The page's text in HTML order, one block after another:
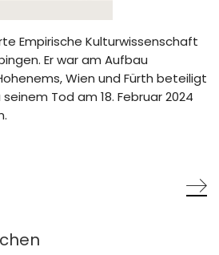
Empirische Kulturwissenschaft
Er war am Aufbau
Wien und Fürth beteiligt
Tod am 18. Februar 2024
.